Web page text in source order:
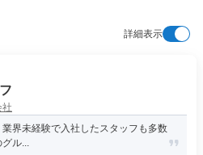
詳細表示
業界未経験で入社したスタッフも多数
ル...